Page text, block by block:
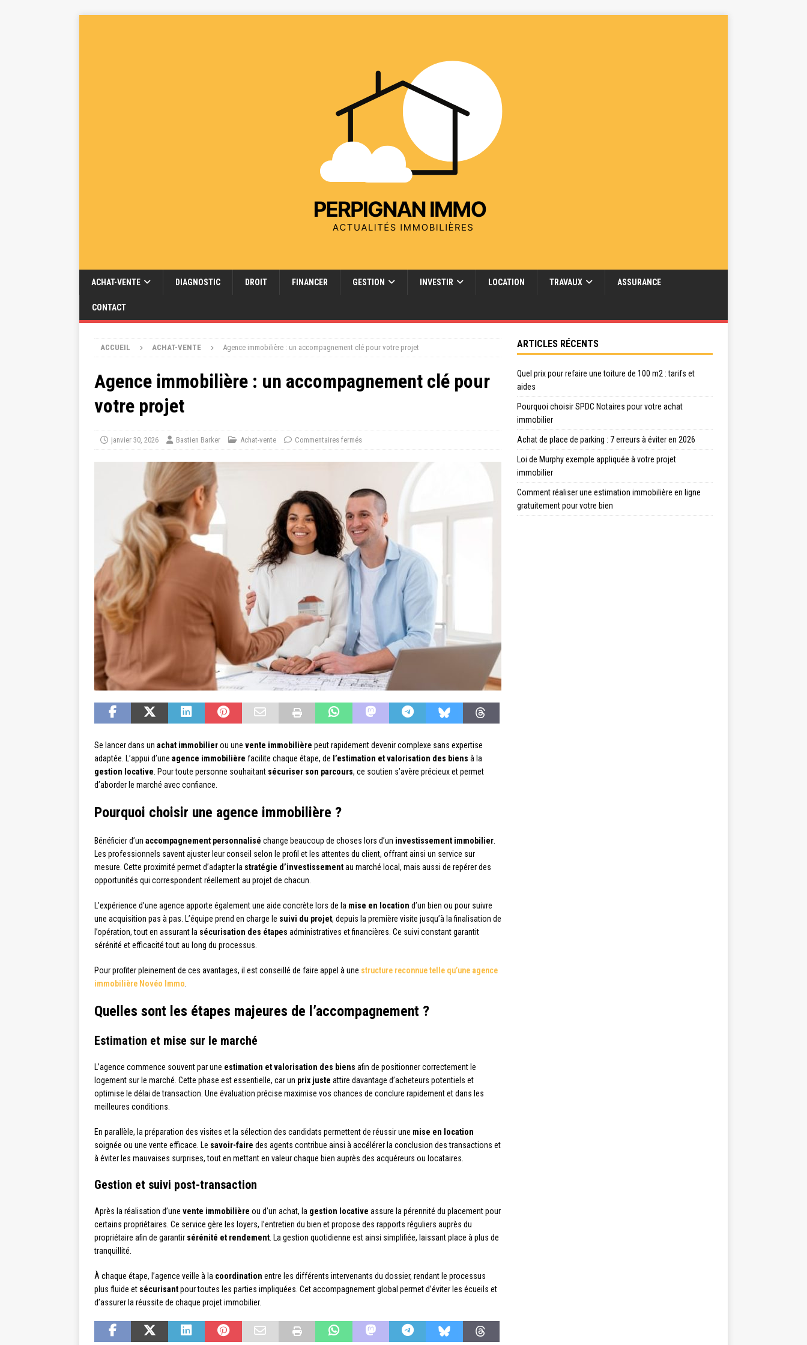
ACHAT-VENTE DIAGNOSTIC DROIT FINANCER GESTION INVESTIR LOCATION TRAVAUX ASSURANCE
CONTACT
ACCUEIL ACHAT-VENTE Agence immobilière : un accompagnement clé pour votre projet
Agence immobilière : un accompagnement clé pour
votre projet
janvier 30, 2026 Bastien Barker Achat-vente Commentaires fermés
Se lancer dans un achat immobilierou une vente immobilière peut rapidement devenir complexe sans expertise
adaptée. L’appui d’une agence immobilière facilite chaque étape, de l’estimation et valorisation des biens à la
gestion locative . Pour toute personne souhaitant sécuriser son parcours, ce soutien s’avère précieux et permet
d’aborder le marché avec confiance.
Pourquoi choisir une agence immobilière ?
Bénéficier d’un accompagnement personnalisé change beaucoup de choses lors d’un investissement immobilier
Les professionnels savent ajuster leur conseil selon le profil et les attentes du client, offrant ainsi un service sur
mesure. Cette proximité permet d’adapter la stratégie d’investissementau marché local, mais aussi de repérer des
opportunités qui correspondent réellement au projet de chacun.
L’expérience d’une agence apporte également une aide concrète lors de la mise en location d’un bien ou pour suivre
une acquisition pas à pas. L’équipe prend en charge le suivi du projet, depuis la première visite jusqu’à la finalisation de
l’opération, tout en assurant la sécurisation des étapes administratives et financières. Ce suivi constant garantit
sérénité et efficacité tout au long du processus.
Pour profiter pleinement de ces avantages, il est conseillé de faire appel à une structure reconnue telle qu’une agence
immobilière Novéo Immo
Quelles sont les étapes majeures de l’accompagnement ?
Estimation et mise sur le marché
L’agence commence souvent par une estimation et valorisation des biens afin de positionner correctement le
logement sur le marché. Cette phase est essentielle, car un prix juste attire davantage d’acheteurs potentiels et
optimise le délai de transaction. Une évaluation précise maximise vos chances de conclure rapidement et dans les
meilleures conditions.
En parallèle, la préparation des visites et la sélection des candidats permettent de réussir une mise en location
soignée ou une vente efficace. Le savoir-faire des agents contribue ainsi à accélérer la conclusion des transactions et
à éviter les mauvaises surprises, tout en mettant en valeur chaque bien auprès des acquéreurs ou locataires.
Gestion et suivi post-transaction
Après la réalisation d’une vente immobilière ou d’un achat, la gestion locative assure la pérennité du placement pour
certains propriétaires. Ce service gère les loyers, l’entretien du bien et propose des rapports réguliers auprès du
propriétaire afin de garantir sérénité et rendement . La gestion quotidienne est ainsi simplifiée, laissant place à plus de
tranquillité.
À chaque étape, l’agence veille à la coordination entre les différents intervenants du dossier, rendant le processus
plus fluide et sécurisantpour toutes les parties impliquées. Cet accompagnement global permet d’éviter les écueils et
d’assurer la réussite de chaque projet immobilier.
ARTICLES RÉCENTS
Quel prix pour refaire une toiture de 100 m2 : tarifs et
aides
Pourquoi choisir SPDC Notaires pour votre achat
immobilier
Achat de place de parking : 7 erreurs à éviter en 2026
Loi de Murphy exemple appliquée à votre projet
immobilier
Comment réaliser une estimation immobilière en ligne
gratuitement pour votre bien